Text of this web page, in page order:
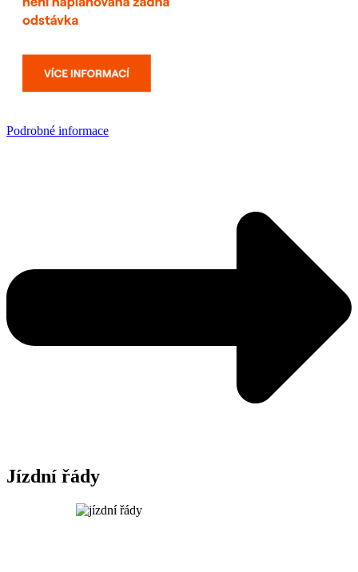
Podrobné informace
Jízdní řády